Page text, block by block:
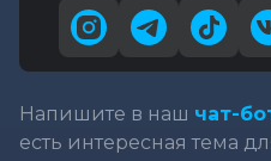
Напишите в наш чат-
есть интересная тема